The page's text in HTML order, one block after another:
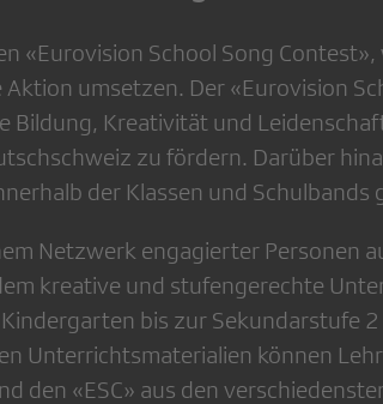
«Eurovision School Song Contest»,
Aktion umsetzen. Der «Eurovision
Bildung, Kreativität und
zu fördern. Darüber
der Klassen und Schulbands
Netzwerk engagierter Personen
kreative und stufengerechte
bis zur Sekundarstufe
Unterrichtsmaterialien können
den «ESC» aus den